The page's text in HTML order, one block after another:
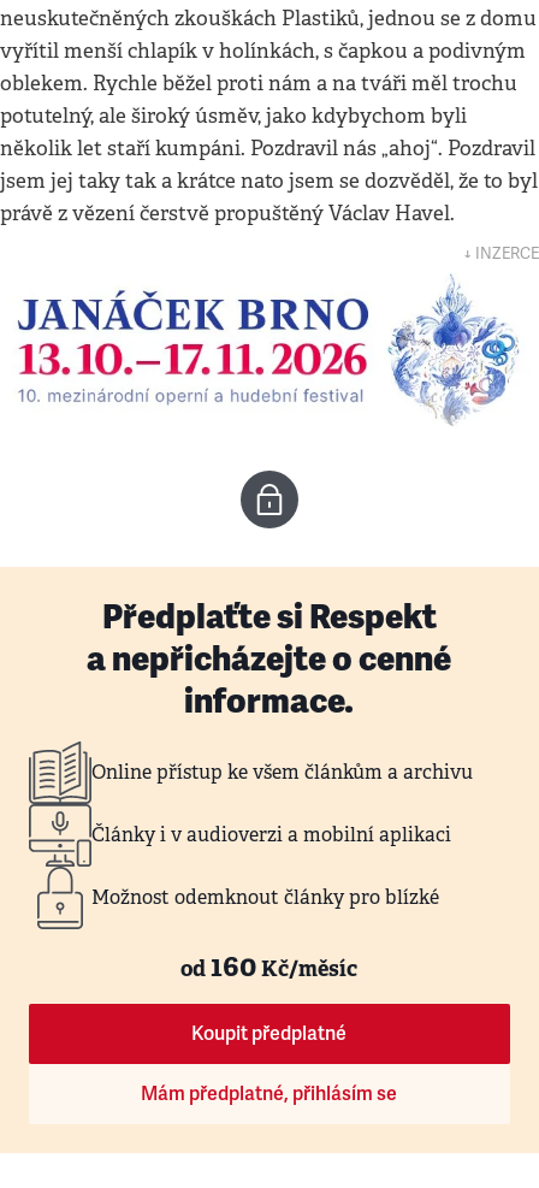
neuskutečněných zkouškách Plastiků, jednou se z domu
vyřítil menší chlapík v holínkách, s čapkou a podivným
oblekem. Rychle běžel proti nám a na tváři měl trochu
potutelný, ale široký úsměv, jako kdybychom byli
několik let staří kumpáni. Pozdravil nás „ahoj“. Pozdravil
jsem jej taky tak a krátce nato jsem se dozvěděl, že to byl
právě z vězení čerstvě propuštěný Václav Havel.
↓ INZERCE
Předplaťte si Respekt
a nepřicházejte o cenné
informace.
Online přístup ke všem článkům a archivu
Články i v audioverzi a mobilní aplikaci
Možnost odemknout články pro blízké
od160Kč/měsíc
Koupit předplatné
Mám předplatné, přihlásím se